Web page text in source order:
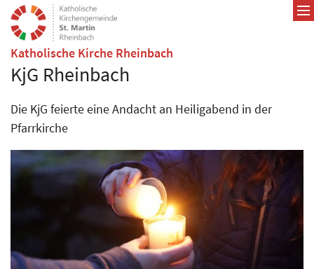
Zum Inhalt springen
Katholische Kirche Rheinbach
KjG Rheinbach
Die KjG feierte eine Andacht an Heiligabend in der
Pfarrkirche